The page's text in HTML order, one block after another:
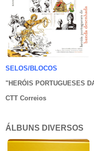
SELOS/BLOCOS
"HERÓIS PORTUGUESES
CTT Correios
ÁLBUNS DIVERSOS